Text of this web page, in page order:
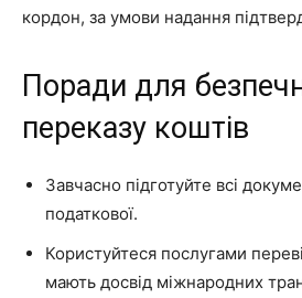
кордон, за умови надання
Поради для
переказу коштів
Завчасно підготуйте всі
податкової.
Користуйтеся послугами
мають досвід міжнародних